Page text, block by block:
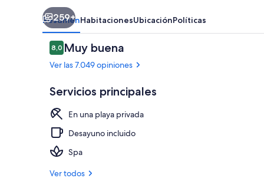
259+
ResumenHabitacionesUbicaciónPolíticas
Opiniones
8,08,0 de 10
Muy buena
Ver las 7.049 opiniones
Servicios principales
En una playa privada
Desayuno incluido
Spa
Ver todos